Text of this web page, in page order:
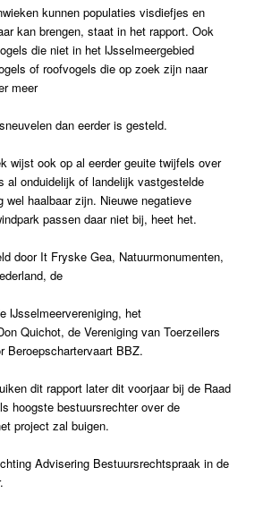
kunnen populaties visdiefjes en
kan brengen, staat in het rapport. Ook
die niet in het IJsselmeergebied
of roofvogels die op zoek zijn naar
meer
dan eerder is gesteld.
wijst ook op al eerder geuite twijfels over
al onduidelijk of landelijk vastgestelde
wel haalbaar zijn. Nieuwe negatieve
passen daar niet bij, heet het.
door It Fryske Gea, Natuurmonumenten,
de
IJsselmeervereniging, het
Quichot, de Vereniging van Toerzeilers
Beroepschartervaart BBZ.
dit rapport later dit voorjaar bij de Raad
hoogste bestuursrechter over de
project zal buigen.
Advisering Bestuursrechtspraak in de